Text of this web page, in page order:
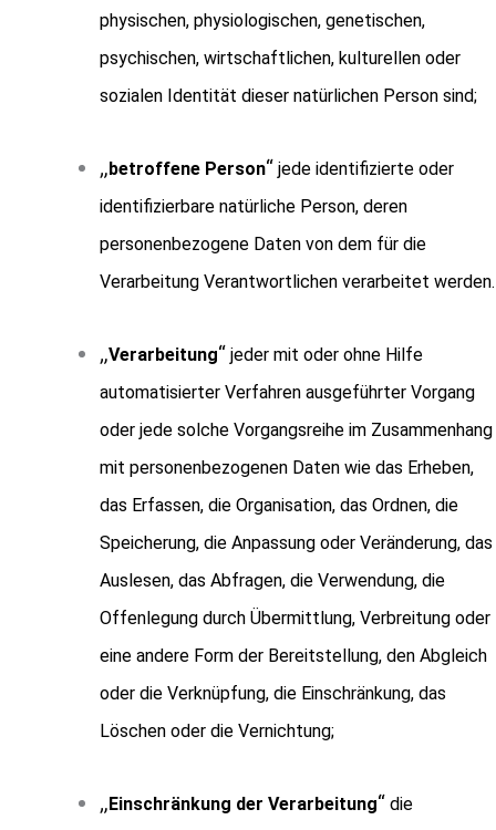
physischen, physiologischen, genetischen,
psychischen, wirtschaftlichen, kulturellen oder
sozialen Identität dieser natürlichen Person sind;
„betroffene Person“jede identifizierte oder
identifizierbare natürliche Person, deren
personenbezogene Daten von dem für die
Verarbeitung Verantwortlichen verarbeitet werden.
„Verarbeitung“jeder mit oder ohne Hilfe
automatisierter Verfahren ausgeführter Vorgang
oder jede solche Vorgangsreihe im Zusammenhang
mit personenbezogenen Daten wie das Erheben,
das Erfassen, die Organisation, das Ordnen, die
Speicherung, die Anpassung oder Veränderung, das
Auslesen, das Abfragen, die Verwendung, die
Offenlegung durch Übermittlung, Verbreitung oder
eine andere Form der Bereitstellung, den Abgleich
oder die Verknüpfung, die Einschränkung, das
Löschen oder die Vernichtung;
„ Einschränkung der Verarbeitung“die